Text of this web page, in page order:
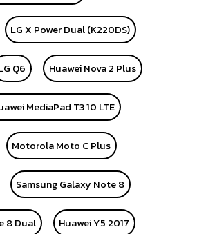
LG X Power Dual (K220DS)
Q6 Huawei Nova 2 Plus
MediaPad T3 10 LTE
Motorola Moto C Plus
Samsung Galaxy Note 8
8 Dual Huawei Y5 2017